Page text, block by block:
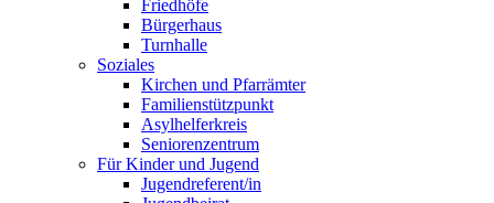
Friedhöfe
Bürgerhaus
Turnhalle
Soziales
Kirchen und Pfarrämter
Familienstützpunkt
Asylhelferkreis
Seniorenzentrum
Für Kinder und Jugend
Jugendreferent/in